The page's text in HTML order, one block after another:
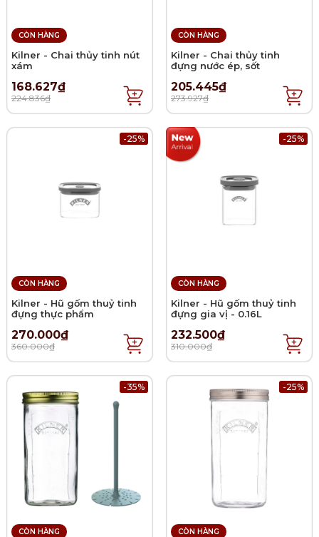
CÒN HÀNG
Kilner - Chai thủy tinh nút
xám
168.627₫
224.836₫
CÒN HÀNG
Kilner - Chai thủy tinh
đựng nước ép, sốt
205.445₫
273.927₫
-25%
CÒN HÀNG
Kilner - Hũ gốm thuỷ tinh
đựng thực phẩm
270.000₫
360.000₫
-25%
CÒN HÀNG
Kilner - Hũ gốm thuỷ tinh
đựng gia vị - 0.16L
232.500₫
310.000₫
-35%
CÒN HÀNG
-25%
CÒN HÀNG